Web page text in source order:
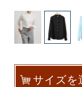
サイズを